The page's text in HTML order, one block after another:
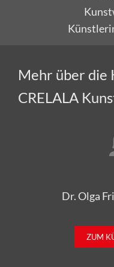
Mehr über die
CRELALA
Dr. Olga
ZUM